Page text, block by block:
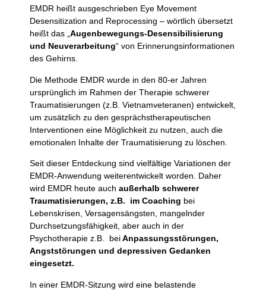
EMDR heißt ausgeschrieben Eye Movement
Desensitization and Reprocessing – wörtlich übersetzt
heißt das „Augenbewegungs-Desensibilisierung
und Neuverarbeitung“ von Erinnerungsinformationen
des Gehirns.
Die Methode EMDR wurde in den 80-er Jahren
ursprünglich im Rahmen der Therapie schwerer
Traumatisierungen (z.B. Vietnamveteranen) entwickelt,
um zusätzlich zu den gesprächstherapeutischen
Interventionen eine Möglichkeit zu nutzen, auch die
emotionalen Inhalte der Traumatisierung zu löschen.
Seit dieser Entdeckung sind vielfältige Variationen der
EMDR-Anwendung weiterentwickelt worden. Daher
wird EMDR heute auch außerhalb schwerer
Traumatisierungen, z.B. im Coaching bei
Lebenskrisen, Versagensängsten, mangelnder
Durchsetzungsfähigkeit, aber auch in der
Psychotherapie z.B. beiAnpassungsstörungen,
Angststörungen und depressiven Gedanken
eingesetzt.
In einer EMDR-Sitzung wird eine belastende